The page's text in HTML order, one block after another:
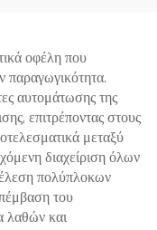
οφέλη που
παραγωγικότητα.
αυτομάτωσης της
επιτρέποντας στους
μεταξύ
διαχείριση όλων
πολύπλοκων
του
λαθών και